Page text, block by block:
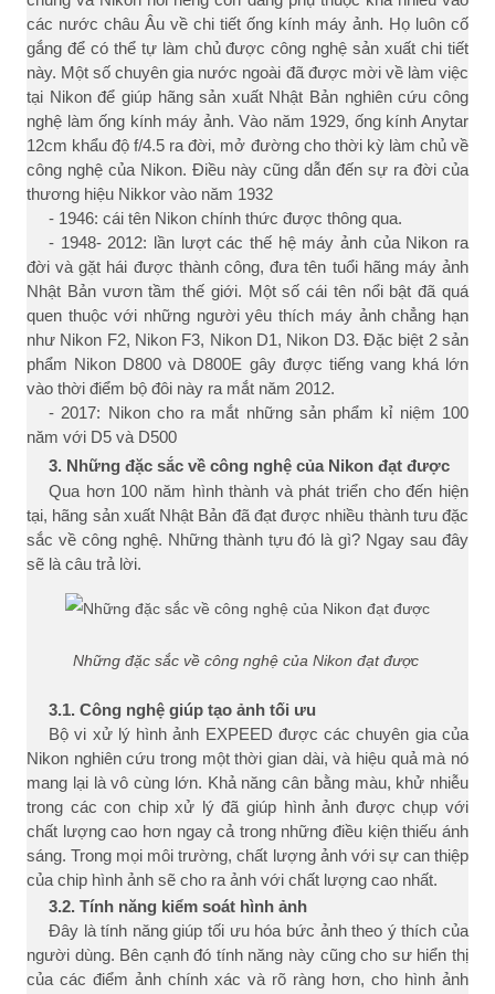
các nước châu Âu về chi tiết ống kính máy ảnh. Họ luôn cố
gắng để có thể tự làm chủ được công nghệ sản xuất chi tiết
này. Một số chuyên gia nước ngoài đã được mời về làm việc
tại Nikon để giúp hãng sản xuất Nhật Bản nghiên cứu công
nghệ làm ống kính máy ảnh. Vào năm 1929, ống kính Anytar
12cm khẩu độ f/4.5 ra đời, mở đường cho thời kỳ làm chủ về
công nghệ của Nikon. Điều này cũng dẫn đến sự ra đời của
thương hiệu Nikkor vào năm 1932
- 1946: cái tên Nikon chính thức được thông qua.
- 1948- 2012: lần lượt các thế hệ máy ảnh của Nikon ra
đời và gặt hái được thành công, đưa tên tuổi hãng máy ảnh
Nhật Bản vươn tầm thế giới. Một số cái tên nổi bật đã quá
quen thuộc với những người yêu thích máy ảnh chẳng hạn
như Nikon F2, Nikon F3, Nikon D1, Nikon D3. Đặc biệt 2 sản
phẩm Nikon D800 và D800E gây được tiếng vang khá lớn
vào thời điểm bộ đôi này ra mắt năm 2012.
- 2017: Nikon cho ra mắt những sản phẩm kỉ niệm 100
năm với D5 và D500
3. Những đặc sắc về công nghệ của Nikon đạt được
Qua hơn 100 năm hình thành và phát triển cho đến hiện
tại, hãng sản xuất Nhật Bản đã đạt được nhiều thành tưu đặc
sắc về công nghệ. Những thành tựu đó là gì? Ngay sau đây
sẽ là câu trả lời.
Những đặc sắc về công nghệ của Nikon đạt được
3.1. Công nghệ giúp tạo ảnh tối ưu
Bộ vi xử lý hình ảnh EXPEED được các chuyên gia của
Nikon nghiên cứu trong một thời gian dài, và hiệu quả mà nó
mang lại là vô cùng lớn. Khả năng cân bằng màu, khử nhiễu
trong các con chip xử lý đã giúp hình ảnh được chụp với
chất lượng cao hơn ngay cả trong những điều kiện thiếu ánh
sáng. Trong mọi môi trường, chất lượng ảnh với sự can thiệp
của chip hình ảnh sẽ cho ra ảnh với chất lượng cao nhất.
3.2. Tính năng kiểm soát hình ảnh
Đây là tính năng giúp tối ưu hóa bức ảnh theo ý thích của
người dùng. Bên cạnh đó tính năng này cũng cho sư hiển thị
của các điểm ảnh chính xác và rõ ràng hơn, cho hình ảnh